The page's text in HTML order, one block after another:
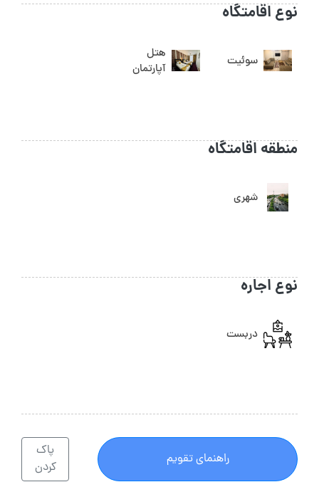
نوع اقامتگاه
سوئیت
هتل
آپارتمان
منطقه اقامتگاه
شهری
نوع اجاره
دربست
راهنمای تقویم
پاک
کردن